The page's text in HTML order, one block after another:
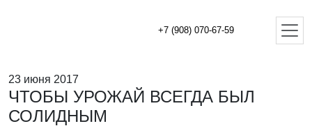
+7 (908) 070-67-59
23 июня 2017
ЧТОБЫ УРОЖАЙ ВСЕГДА БЫЛ
СОЛИДНЫМ